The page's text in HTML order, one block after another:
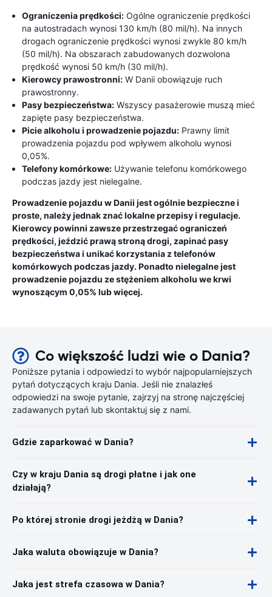
Ograniczenia prędkości: Ogólne ograniczenie prędkości
na autostradach wynosi 130 km/h (80 mil/h). Na innych
drogach ograniczenie prędkości wynosi zwykle 80 km/h
(50 mil/h). Na obszarach zabudowanych dozwolona
prędkość wynosi 50 km/h (30 mil/h).
Kierowcy prawostronni: W Danii obowiązuje ruch
prawostronny.
Pasy bezpieczeństwa: Wszyscy pasażerowie muszą mieć
zapięte pasy bezpieczeństwa.
Picie alkoholu i prowadzenie pojazdu: Prawny limit
prowadzenia pojazdu pod wpływem alkoholu wynosi
0,05%.
Telefony komórkowe: Używanie telefonu komórkowego
podczas jazdy jest nielegalne.
Prowadzenie pojazdu w Danii jest ogólnie bezpieczne i
proste, należy jednak znać lokalne przepisy i regulacje.
Kierowcy powinni zawsze przestrzegać ograniczeń
prędkości, jeździć prawą stroną drogi, zapinać pasy
bezpieczeństwa i unikać korzystania z telefonów
komórkowych podczas jazdy. Ponadto nielegalne jest
prowadzenie pojazdu ze stężeniem alkoholu we krwi
wynoszącym 0,05% lub więcej.
Co większość ludzi wie o Dania?
Poniższe pytania i odpowiedzi to wybór najpopularniejszych
pytań dotyczących kraju Dania. Jeśli nie znalazłeś
odpowiedzi na swoje pytanie, zajrzyj na stronę najczęściej
zadawanych pytań lub skontaktuj się z nami.
Gdzie zaparkować w Dania?
Czy w kraju Dania są drogi płatne i jak one
działają?
Po której stronie drogi jeżdżą w Dania?
Jaka waluta obowiązuje w Dania?
Jaka jest strefa czasowa w Dania?